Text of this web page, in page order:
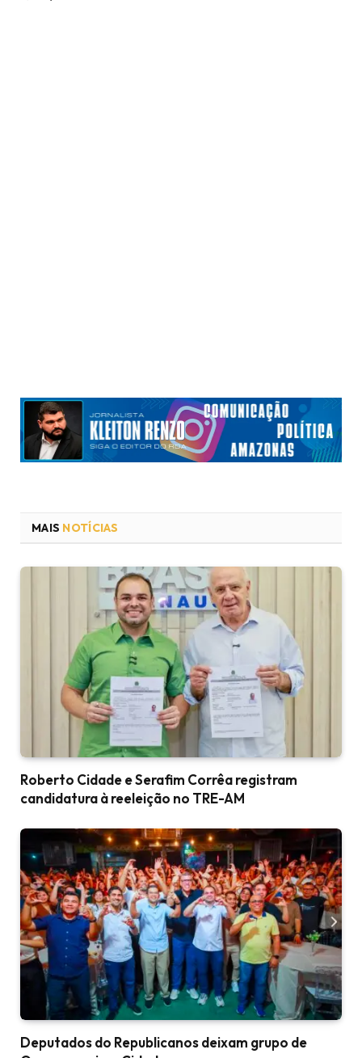
MAIS NOTÍCIAS
Roberto Cidade e Serafim Corrêa registram
candidatura à reeleição no TRE-AM
Deputados do Republicanos deixam grupo de